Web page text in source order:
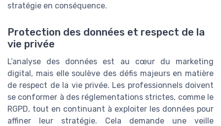
stratégie en conséquence.
Protection des données et respect de la
vie privée
L’analyse des données est au cœur du marketing
digital, mais elle soulève des défis majeurs en matière
de respect de la vie privée. Les professionnels doivent
se conformer à des réglementations strictes, comme le
RGPD, tout en continuant à exploiter les données pour
affiner leur stratégie. Cela demande une veille